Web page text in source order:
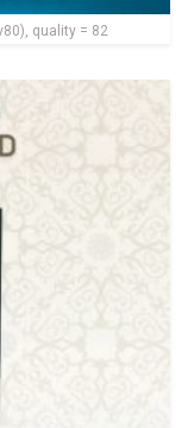
quality = 82